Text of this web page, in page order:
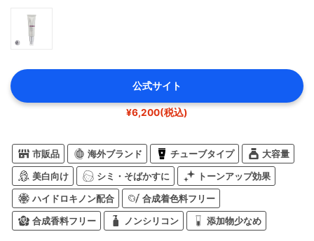
公式サイト
¥6,200(税込)
市販品 海外ブランド チューブタイプ 大容量
美白向け シミ・そばかすに トーンアップ効果
ハイドロキノン配合 合成着色料フリー
合成香料フリー ノンシリコン 添加物少なめ